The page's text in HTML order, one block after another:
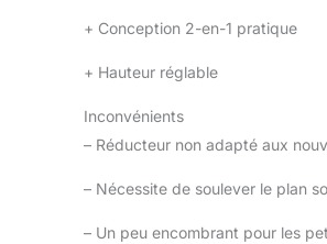
+ Conception 2-en-1 pratique
+ Hauteur réglable
Inconvénients
– Réducteur non adapté aux
– Nécessite de soulever le plan
– Un peu encombrant pour les